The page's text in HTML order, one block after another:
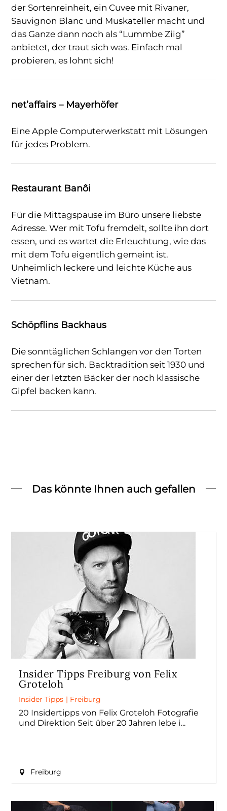
der Sortenreinheit, ein Cuvee mit Rivaner,
Sauvignon Blanc und Muskateller macht und
das Ganze dann noch als “Lummbe Ziig”
anbietet, der traut sich was. Einfach mal
probieren, es lohnt sich!
net’affairs – Mayerhöfer
Eine Apple Computerwerkstatt mit Lösungen
für jedes Problem.
Restaurant Banôi
Für die Mittagspause im Büro unsere liebste
Adresse. Wer mit Tofu fremdelt, sollte ihn dort
essen, und es wartet die Erleuchtung, wie das
mit dem Tofu eigentlich gemeint ist.
Unheimlich leckere und leichte Küche aus
Vietnam.
Schöpflins Backhaus
Die sonntäglichen Schlangen vor den Torten
sprechen für sich. Backtradition seit 1930 und
einer der letzten Bäcker der noch klassische
Gipfel backen kann.
Das könnte Ihnen auch gefallen
Insider Tipps Freiburg von Felix
Groteloh
Insider Tipps | Freiburg
20 Insidertipps von Felix Groteloh Fotografie
und Direktion Seit über 20 Jahren lebe i
Freiburg